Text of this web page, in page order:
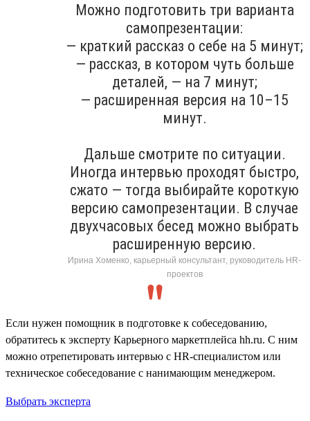
Можно подготовить три варианта
самопрезентации:
— краткий рассказ о себе на 5 минут;
— рассказ, в котором чуть больше
деталей, — на 7 минут;
— расширенная версия на 10–15
минут.
Дальше смотрите по ситуации.
Иногда интервью проходят быстро,
сжато — тогда выбирайте короткую
версию самопрезентации. В случае
двухчасовых бесед можно выбрать
расширенную версию.
Ирина Хоменко, карьерный консультант, руководитель HR-
проектов
Если нужен помощник в подготовке к собеседованию,
обратитесь к эксперту Карьерного маркетплейса hh.ru. С ним
можно отрепетировать интервью с HR-специалистом или
техническое собеседование с нанимающим менеджером.
Выбрать эксперта